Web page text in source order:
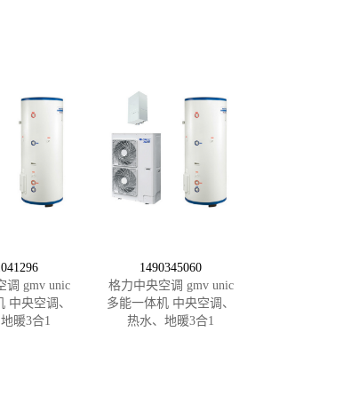
调 gmv unic
中央空调、
暖3合1
1490345060
格力中央空调 gmv unic
多能一体机 中央空调、
热水、地暖3合1